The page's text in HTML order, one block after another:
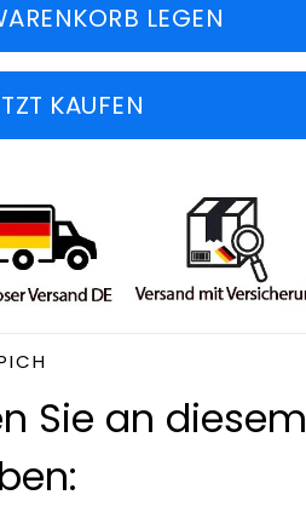
LEGEN
KAUFEN
Sie an diesem